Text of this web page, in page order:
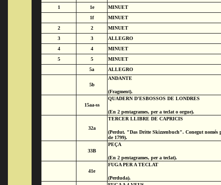
1
1e
MINUET
1f
MINUET
2
2
MINUET
3
3
ALLEGRO
4
4
MINUET
5
5
MINUET
5a
ALLEGRO
5b
ANDANTE
(Fragment).
15aa-ss
QUADERN D'ESBOSSOS DE LONDRES
(En 2 pentagrames, per a teclat o orgue).
32a
TERCER LLIBRE DE CAPRICIS
(Perdut. "Das Dritte Skizzenbuch". Conegut només
de 1799).
33B
PEÇA
(En 2 pentagrames, per a teclat).
41e
FUGA PER A TECLAT
(Perduda).